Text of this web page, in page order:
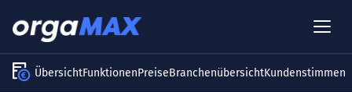
ÜbersichtFunktionenPreiseBranchenübersichtKundenstimmen